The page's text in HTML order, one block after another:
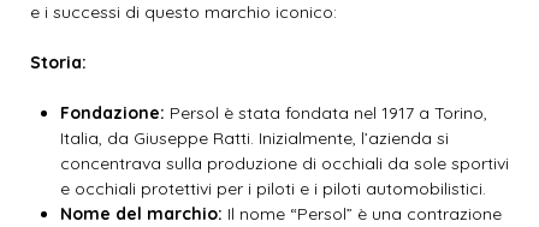
e i successi di questo marchio iconico:
Storia:
Fondazione: Persol è stata fondata nel 1917 a Torino,
Italia, da Giuseppe Ratti. Inizialmente, l’azienda si
concentrava sulla produzione di occhiali da sole sportivi
e occhiali protettivi per i piloti e i piloti automobilistici.
Nome del marchio: Il nome “Persol” è una contrazione